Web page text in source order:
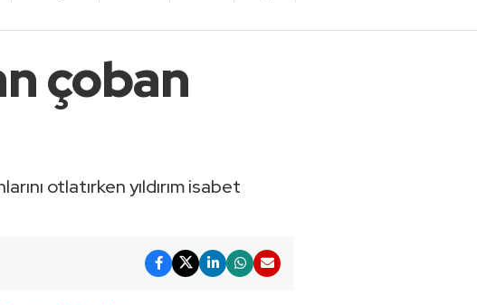
çoban
otlatırken yıldırım isabet